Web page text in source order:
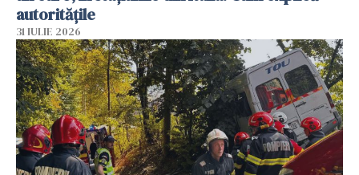
autoritățile
31 IULIE 2026